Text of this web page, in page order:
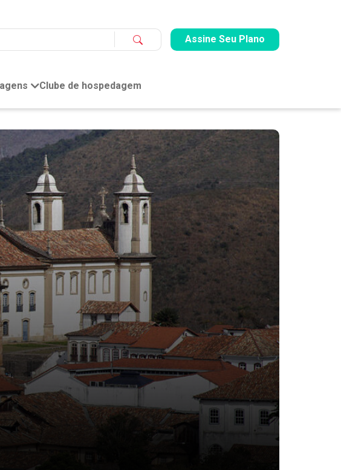
Assine Seu Plano
Clube de hospedagem